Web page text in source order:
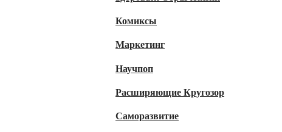
Комиксы
Маркетинг
Научпоп
Расширяющие Кругозор
Cаморазвитие